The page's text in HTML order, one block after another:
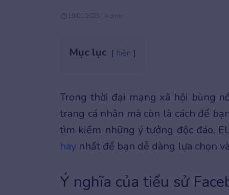
19/01/2025 | Admin
Mục lục hiện
Trong thời đại mạng xã hội bùng
trang cá nhân mà còn là cách để
tìm kiếm những ý tưởng độc đáo,
hay nhất để bạn dễ dàng lựa chọn
Ý nghĩa của tiểu sử